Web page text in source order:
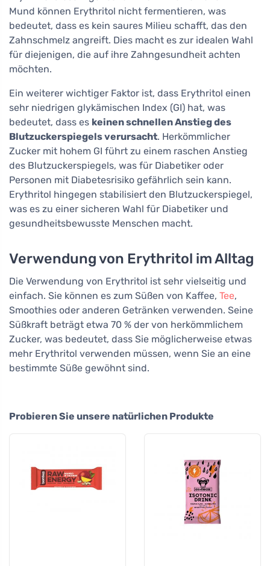
Mund können Erythritol nicht fermentieren, was
bedeutet, dass es kein saures Milieu schafft, das den
Zahnschmelz angreift. Dies macht es zur idealen Wahl
für diejenigen, die auf ihre Zahngesundheit achten
möchten.
Ein weiterer wichtiger Faktor ist, dass Erythritol einen
sehr niedrigen glykämischen Index (GI) hat, was
bedeutet, dass es keinen schnellen Anstieg des
Blutzuckerspiegels verursacht. Herkömmlicher
Zucker mit hohem GI führt zu einem raschen Anstieg
des Blutzuckerspiegels, was für Diabetiker oder
Personen mit Diabetesrisiko gefährlich sein kann.
Erythritol hingegen stabilisiert den Blutzuckerspiegel,
was es zu einer sicheren Wahl für Diabetiker und
gesundheitsbewusste Menschen macht.
Verwendung von Erythritol im Alltag
Die Verwendung von Erythritol ist sehr vielseitig und
einfach. Sie können es zum Süßen von Kaffee, Tee,
Smoothies oder anderen Getränken verwenden. Seine
Süßkraft beträgt etwa 70 % der von herkömmlichem
Zucker, was bedeutet, dass Sie möglicherweise etwas
mehr Erythritol verwenden müssen, wenn Sie an eine
bestimmte Süße gewöhnt sind.
Probieren Sie unsere natürlichen Produkte